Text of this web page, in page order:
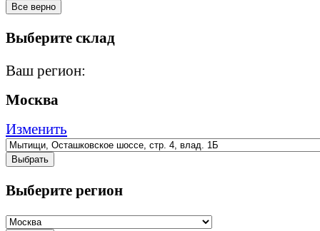
Все верно
Выберите склад
Ваш регион:
Москва
Изменить
Выбрать
Выберите регион